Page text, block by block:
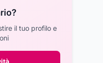
il tuo profilo e